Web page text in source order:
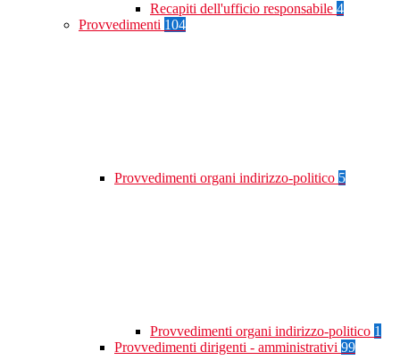
Recapiti dell'ufficio responsabile 4
Provvedimenti 104
Provvedimenti organi indirizzo-politico 5
Provvedimenti organi indirizzo-politico 1
Provvedimenti dirigenti - amministrativi 99